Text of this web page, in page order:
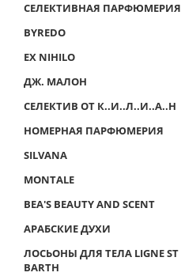
СЕЛЕКТИВНАЯ ПАРФЮМЕРИЯ
BYREDO
EX NIHILO
ДЖ. МАЛОН
СЕЛЕКТИВ ОТ К..И..Л..И..А..Н
НОМЕРНАЯ ПАРФЮМЕРИЯ
SILVANA
MONTALE
BEA'S BEAUTY AND SCENT
АРАБСКИЕ ДУХИ
ЛОСЬОНЫ ДЛЯ ТЕЛА LIGNE ST
BARTH